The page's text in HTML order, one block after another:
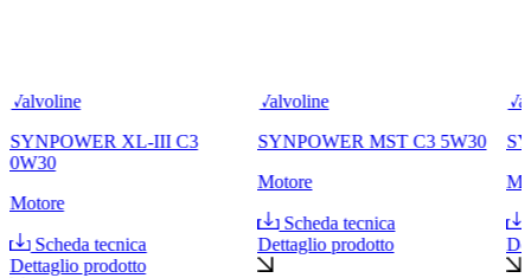
Valvoline
SYNPOWER XL-III C3
0W30
Motore
Scheda tecnica
Dettaglio prodotto
Valvoline
SYNPOWER MST C3 5W30
Motore
Scheda tecnica
Dettaglio prodotto